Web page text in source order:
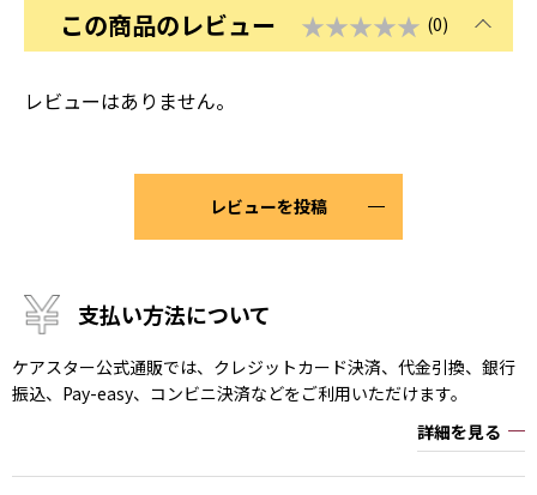
この商品のレビュー ★★★★★ (0)
レビューはありません。
レビューを投稿
支払い方法について
ケアスター公式通販では、クレジットカード決済、代金引換、銀行
振込、Pay-easy、コンビニ決済などをご利用いただけます。
詳細を見る